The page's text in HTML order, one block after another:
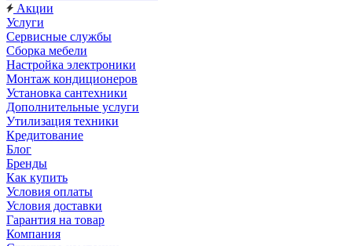
Акции
Услуги
Сервисные службы
Сборка мебели
Настройка электроники
Монтаж кондиционеров
Установка сантехники
Дополнительные услуги
Утилизация техники
Кредитование
Блог
Бренды
Как купить
Условия оплаты
Условия доставки
Гарантия на товар
Компания